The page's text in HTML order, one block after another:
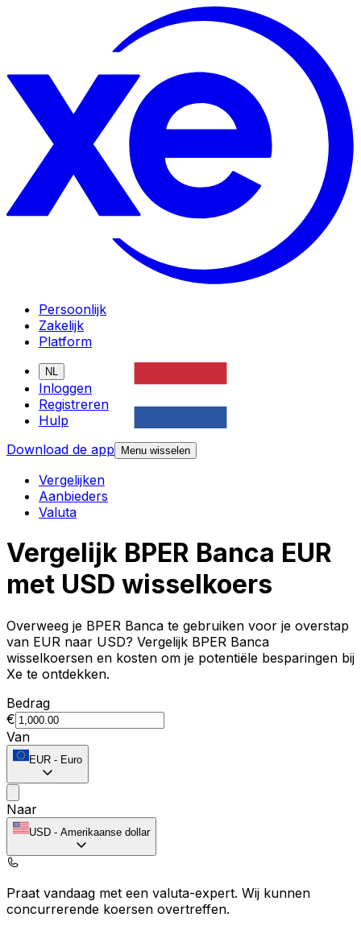
Persoonlijk
Zakelijk
Platform
NL
Inloggen
Registreren
Hulp
Download de app
Menu wisselen
Vergelijken
Aanbieders
Valuta
Vergelijk BPER Banca EUR
met USD wisselkoers
Overweeg je BPER Banca te gebruiken voor je overstap
van EUR naar USD? Vergelijk BPER Banca
wisselkoersen en kosten om je potentiële besparingen bij
Xe te ontdekken.
Bedrag
€
Van
EUR - Euro
Naar
USD - Amerikaanse dollar
Praat vandaag met een valuta-expert. Wij kunnen
concurrerende koersen overtreffen.